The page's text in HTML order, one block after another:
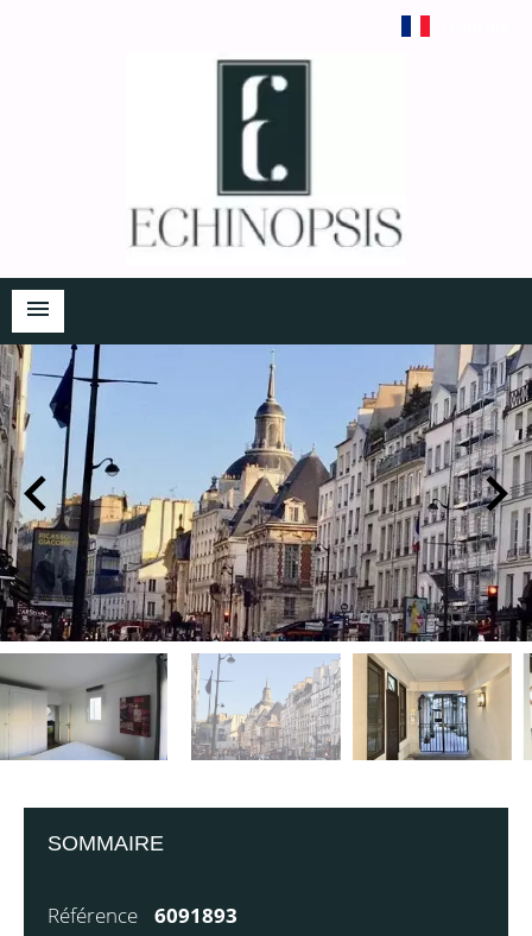
SOMMAIRE
Référence
6091893